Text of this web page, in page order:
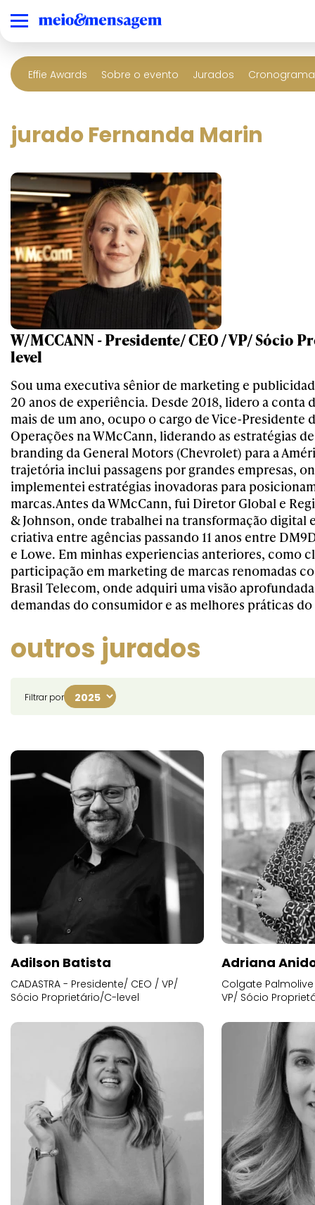
Effie Awards Sobre o evento Jurados
jurado Fernanda Marin
W/MCCANN - Presidente/ CEO / VP/ Sócio
level
Sou uma executiva sênior de marketing e
20 anos de experiência. Desde 2018, lidero a conta
mais de um ano, ocupo o cargo de Vice-Presidente
Operações na WMcCann, liderando as estratégias
branding da General Motors (Chevrolet) para a
trajetória inclui passagens por grandes empresas,
implementei estratégias inovadoras para
marcas.Antes da WMcCann, fui Diretor Global e
& Johnson, onde trabalhei na transformação digital
criativa entre agências passando 11 anos entre
e Lowe. Em minhas experiencias anteriores, como
participação em marketing de marcas renomadas
Brasil Telecom, onde adquiri uma visão
demandas do consumidor e as melhores práticas
outros jurados
Filtrar por
Adilson Batista
CADASTRA - Presidente/ CEO / VP/
Sócio Proprietário/C-level
Adriana
Colgate
VP/ Sócio